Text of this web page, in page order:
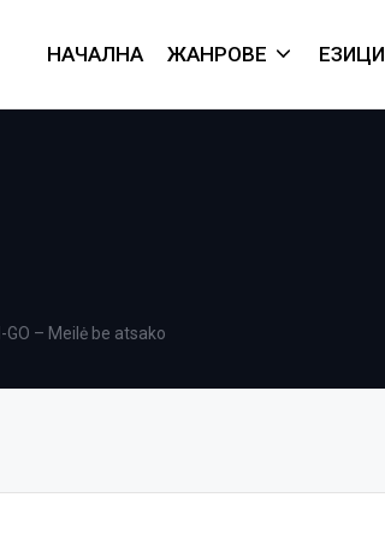
НАЧАЛНА ЖАНРОВЕ ЕЗИЦИ
GO – Meilė be atsako